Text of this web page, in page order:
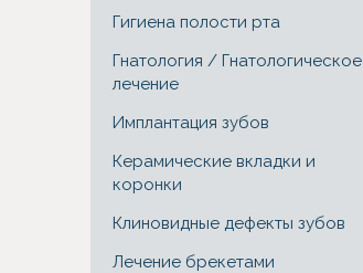
Гигиена полости рта
Гнатология / Гнатологическое
лечение
Имплантация зубов
Керамические вкладки и
коронки
Клиновидные дефекты зубов
Лечение брекетами